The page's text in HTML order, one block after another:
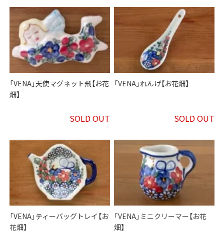
「VENA」天使マグネット飛【お花
畑】
SOLD OUT
「VENA」れんげ【お花畑】
SOLD OUT
「VENA」ティーバッグトレイ【お
花畑】
「VENA」ミニクリーマー【お花
畑】